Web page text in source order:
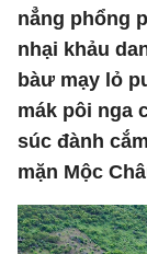
nẳng phổng
nhại khảu
bàư mạy lỏ
mák pôi nga
súc đành
mặn Mộc